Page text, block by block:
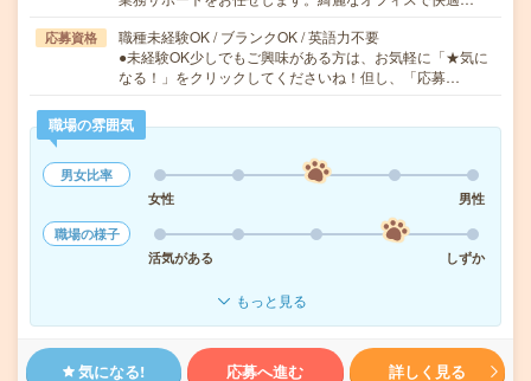
応募資格
職種未経験OK / ブランクOK / 英語力不要
●未経験OK少しでもご興味がある方は、お気軽に「★気に
なる！」をクリックしてくださいね！但し、「応募…
職場の雰囲気
男女比率
女性
男性
職場の様子
活気がある
しずか
もっと見る
気になる! 応募へ進む 詳しく見る